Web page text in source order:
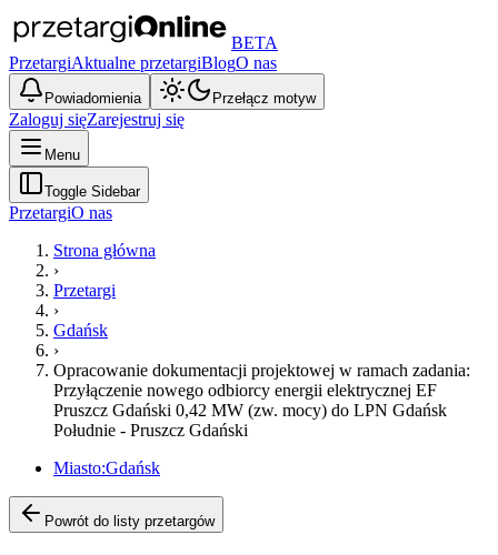
BETA
PrzetargiAktualne przetargiBlogO nas
Powiadomienia Przełącz motyw
Zaloguj sięZarejestruj się
Menu
Toggle Sidebar
PrzetargiO nas
Strona główna
›
Przetargi
›
Gdańsk
›
Opracowanie dokumentacji projektowej w ramach zadania:
Przyłączenie nowego odbiorcy energii elektrycznej EF
Pruszcz Gdański 0,42 MW (zw. mocy) do LPN Gdańsk
Południe - Pruszcz Gdański
Miasto:Gdańsk
Powrót do listy przetargów